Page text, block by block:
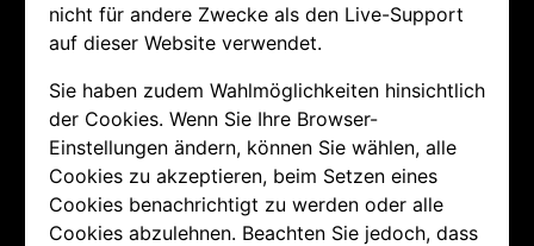
nicht für andere Zwecke als den Live-Support
auf dieser Website verwendet.
Sie haben zudem Wahlmöglichkeiten hinsichtlich
der Cookies. Wenn Sie Ihre Browser-
Einstellungen ändern, können Sie wählen, alle
Cookies zu akzeptieren, beim Setzen eines
Cookies benachrichtigt zu werden oder alle
Cookies abzulehnen. Beachten Sie jedoch, dass